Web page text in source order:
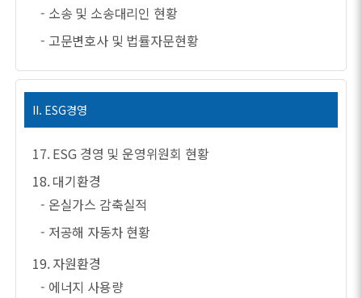
- 소송 및 소송대리인 현황
- 고문변호사 및 법률자문현황
II. ESG경영
17. ESG 경영 및 운영위원회 현황
18. 대기환경
- 온실가스 감축실적
- 저공해 자동차 현황
19. 자원환경
- 에너지 사용량